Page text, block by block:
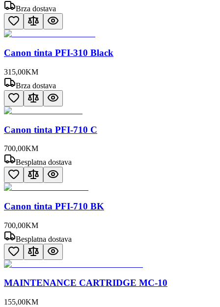
Brza dostava
Canon tinta PFI-310 Black
315,00KM
Brza dostava
Canon tinta PFI-710 C
700,00KM
Besplatna dostava
Canon tinta PFI-710 BK
700,00KM
Besplatna dostava
MAINTENANCE CARTRIDGE MC-10
155,00KM